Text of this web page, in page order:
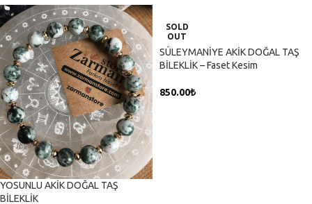
YOSUNLU AKİK DOĞAL TAŞ
BİLEKLİK
SOLD
OUT
SÜLEYMANİYE AKİK DOĞAL TAŞ
BİLEKLİK – Faset Kesim
850.00₺